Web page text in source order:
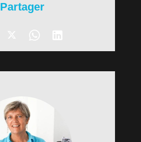
Partager